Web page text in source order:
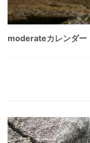
moderateカレンダー